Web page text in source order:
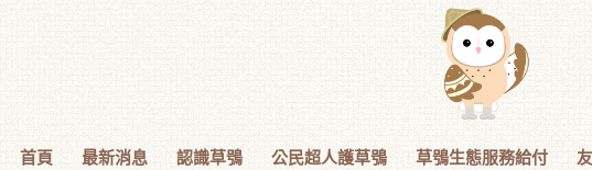
首頁 最新消息 認識草鴞 公民超人護草鴞 草鴞生態服務給付